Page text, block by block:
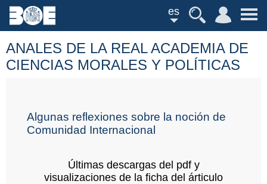
es
ANALES DE LA REAL ACADEMIA DE
CIENCIAS MORALES Y POLÍTICAS
Algunas reflexiones sobre la noción de
Comunidad Internacional
Últimas descargas del pdf y
visualizaciones de la ficha del árticulo